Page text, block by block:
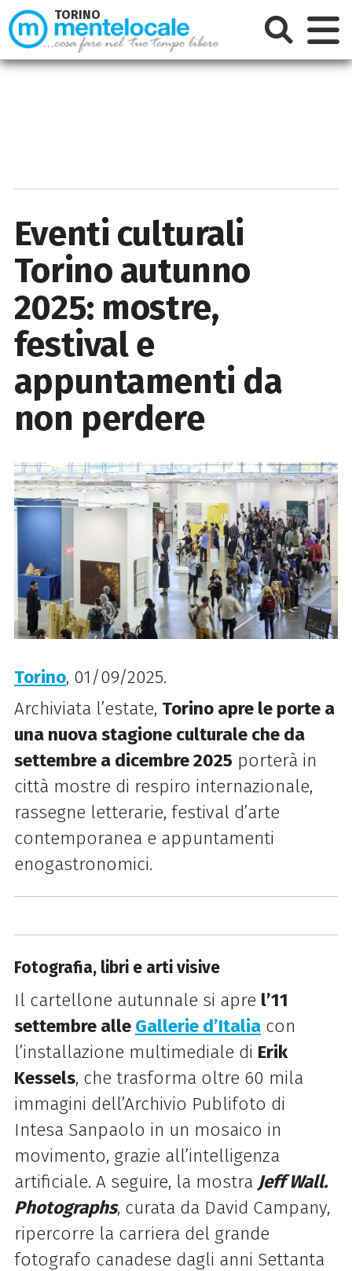
Eventi culturali
Torino autunno
2025: mostre,
festival e
appuntamenti da
non perdere
Torino, 01/09/2025.
Archiviata l’estate, Torino apre le porte a
una nuova stagione culturale che da
settembre a dicembre 2025 porterà in
città mostre di respiro internazionale,
rassegne letterarie, festival d’arte
contemporanea e appuntamenti
enogastronomici.
Fotografia, libri e arti visive
Il cartellone autunnale si apre l’11
settembre alle Gallerie d’Italiacon
l’installazione multimediale di Erik
Kessels, che trasforma oltre 60 mila
immagini dell’Archivio Publifoto di
Intesa Sanpaolo in un mosaico in
movimento, grazie all’intelligenza
artificiale. A seguire, la mostra Jeff Wall.
Photographs, curata da David Campany,
ripercorre la carriera del grande
fotografo canadese dagli anni Settanta
TORINO